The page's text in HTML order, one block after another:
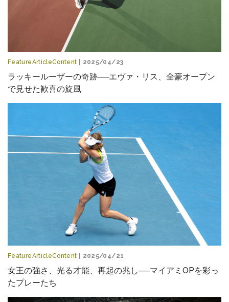
FeatureArticleContent | 2025/04/23
ラッキールーザーの奇跡──エヴァ・リス、全豪オープン
で見せた歓喜の旋風
FeatureArticleContent | 2025/04/21
女王の強さ、光る才能、再起の兆し──マイアミOPを彩っ
たプレーたち